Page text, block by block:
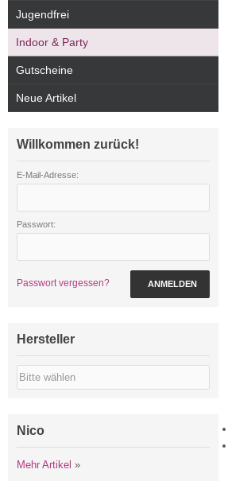
Jugendfrei
Indoor & Party
Gutscheine
Neue Artikel
Willkommen zurück!
E-Mail-Adresse:
Passwort:
Passwort vergessen? ANMELDEN
Hersteller
Nico
Mehr Artikel »